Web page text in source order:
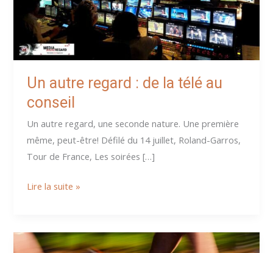
Un autre regard : de la télé au
conseil
Un autre regard, une seconde nature. Une première
même, peut-être! Défilé du 14 juillet, Roland-Garros,
Tour de France, Les soirées […]
Un
:
Lire la suite »